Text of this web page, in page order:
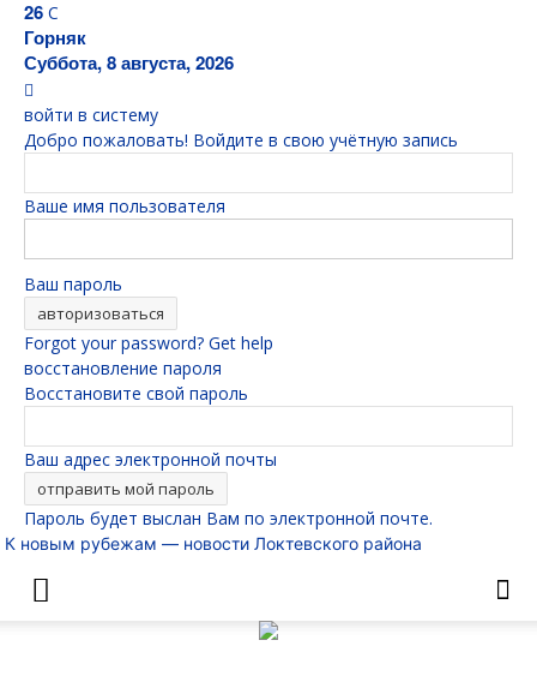
26 C
Горняк
Суббота, 8 августа, 2026
войти в систему
Добро пожаловать! Войдите в свою учётную запись
Ваше имя пользователя
Ваш пароль
Forgot your password? Get help
восстановление пароля
Восстановите свой пароль
Ваш адрес электронной почты
Пароль будет выслан Вам по электронной почте.
К новым рубежам — новости Локтевского района